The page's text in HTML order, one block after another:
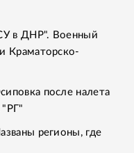
в ДНР". Военный
Краматорско-
после налета
"РГ"
регионы, где